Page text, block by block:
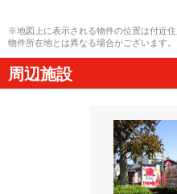
※地図上に表示される物件の位置は付近
物件所在地とは異なる場合がございます。
周辺施設